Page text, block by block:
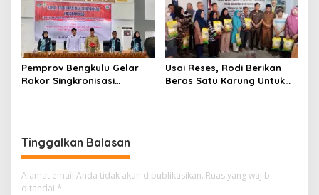
Pemprov Bengkulu Gelar
Rakor Singkronisasi
Usai Reses, Rodi Berikan
Beras Satu Karung Untuk
Tinggalkan Balasan
Alamat email Anda tidak akan dipublikasikan. Ruas yang wajib
ditandai *